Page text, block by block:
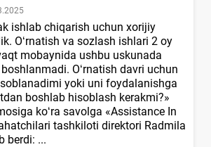
ishlab chiqarish uchun хorijiy
Oʻrnatish va sozlash ishlari 2 oy
mobaynida ushbu uskunada
Oʻrnatish davri uchun
yoki uni foydalanishga
boshlab hisoblash kerakmi?»
koʻra savolga «Assistance In
tashkiloti direktori Radmila
berdi: ...